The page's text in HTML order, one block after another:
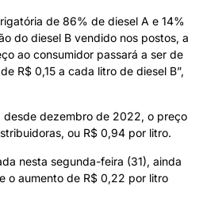
de 86% de diesel A e 14%
do diesel B vendido nos postos, a
ao consumidor passará a ser de
R$ 0,15 a cada litro de diesel B”,
desde dezembro de 2022, o preço
ou R$ 0,94 por litro.
nesta segunda-feira (31), ainda
o aumento de R$ 0,22 por litro